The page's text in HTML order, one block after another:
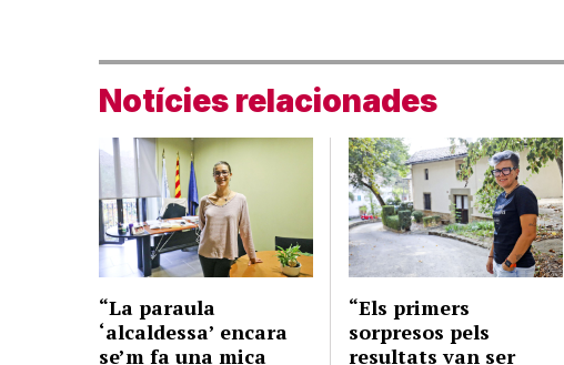
Notícies relacionades
“La paraula
‘alcaldessa’ encara
se’m fa una mica
“Els primers
sorpresos pels
resultats van ser